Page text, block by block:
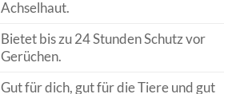
Achselhaut.
Bietet bis zu 24 Stunden Schutz vor
Gerüchen.
Gut für dich, gut für die Tiere und gut